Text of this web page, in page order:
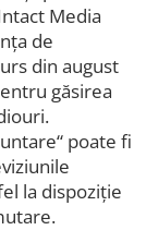
Media
de
din august
găsirea
poate fi
la dispoziție